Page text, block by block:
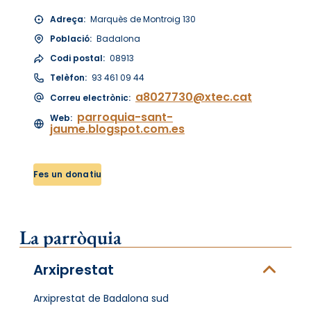
Adreça: Marquès de Montroig 130
Població: Badalona
Codi postal: 08913
Telèfon: 93 461 09 44
Correu electrònic: a8027730@xtec.cat
Web: parroquia-sant-
jaume.blogspot.com.es
Fes un donatiu
La parròquia
Arxiprestat
Arxiprestat de Badalona sud